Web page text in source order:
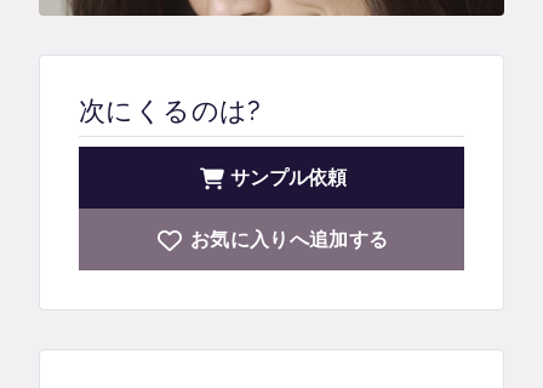
次にくるのは?
サンプル依頼
お気に入りへ追加する